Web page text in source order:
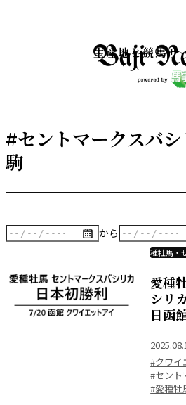
生産地と競馬サ
#セントマークスバ
駒
から
種牡馬・
愛種
シリ
日函
#クワイ
#セント
#愛種牡